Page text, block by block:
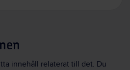
innehåll relaterat till det. Du